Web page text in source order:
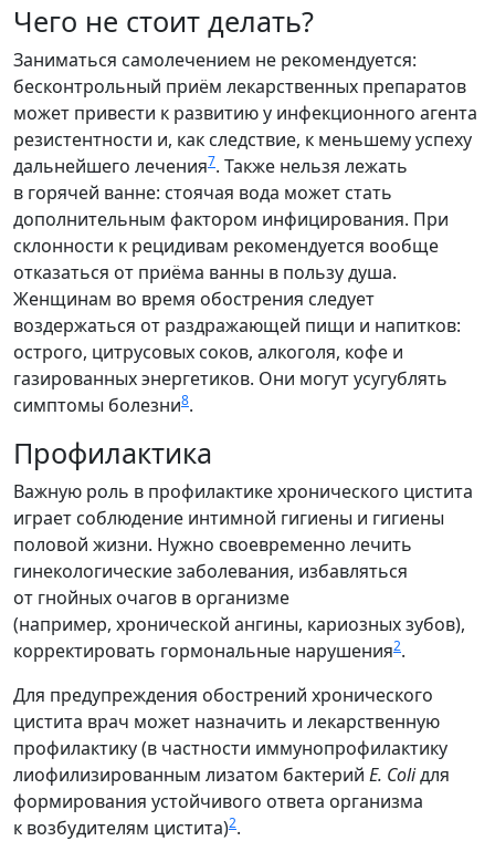
Чего не стоит делать?
Заниматься самолечением не рекомендуется:
бесконтрольный приём лекарственных препаратов
может привести к развитию у инфекционного агента
резистентности и, как следствие, к меньшему успеху
дальнейшего лечения7. Также нельзя лежать
в горячей ванне: стоячая вода может стать
дополнительным фактором инфицирования. При
склонности к рецидивам рекомендуется вообще
отказаться от приёма ванны в пользу душа.
Женщинам во время обострения следует
воздержаться от раздражающей пищи и напитков:
острого, цитрусовых соков, алкоголя, кофе и
газированных энергетиков. Они могут усугублять
симптомы болезни8.
Профилактика
Важную роль в профилактике хронического цистита
играет соблюдение интимной гигиены и гигиены
половой жизни. Нужно своевременно лечить
гинекологические заболевания, избавляться
от гнойных очагов в организме
(например, хронической ангины, кариозных зубов),
корректировать гормональные нарушения2.
Для предупреждения обострений хронического
цистита врач может назначить и лекарственную
профилактику (в частности иммунопрофилактику
лиофилизированным лизатом бактерий E. Coliдля
формирования устойчивого ответа организма
к возбудителям цистита)2.